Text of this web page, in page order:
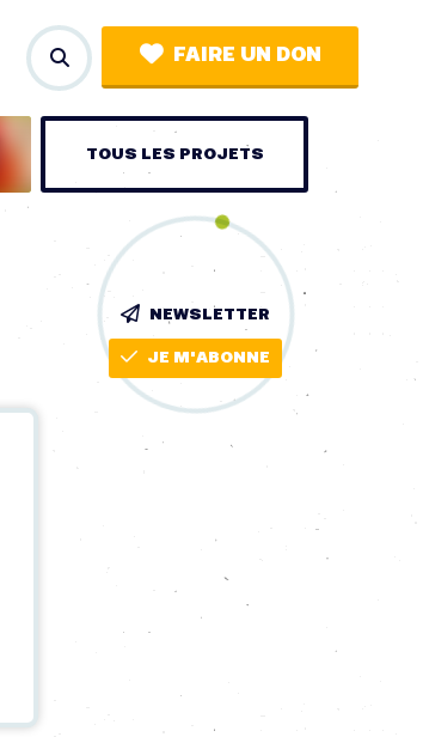
FAIRE UN DON
TOUS LES PROJETS
NEWSLETTER
JE M'ABONNE